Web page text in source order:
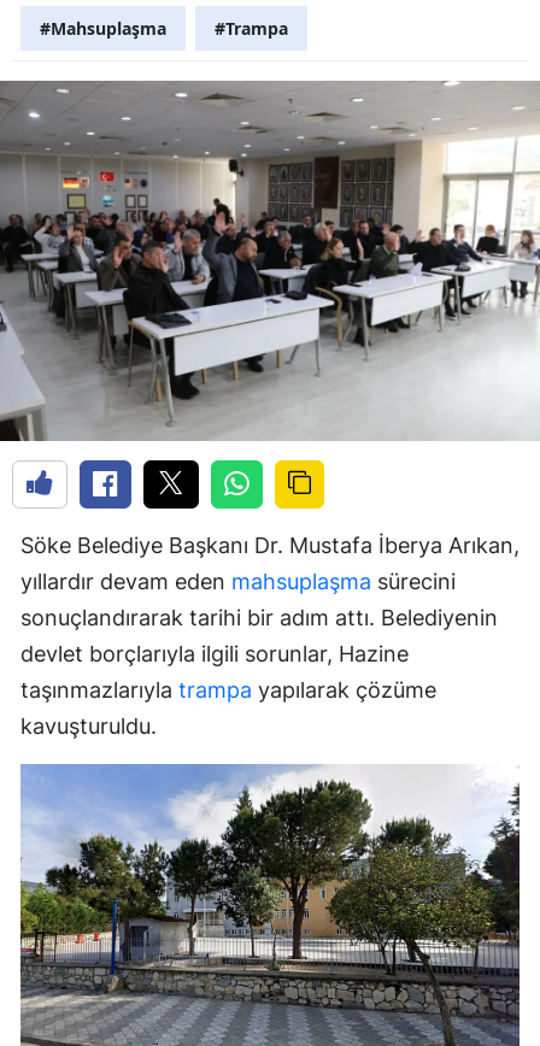
#Mahsuplaşma #Trampa
Söke Belediye Başkanı Dr. Mustafa İberya Arıkan,
yıllardır devam eden mahsuplaşma sürecini
sonuçlandırarak tarihi bir adım attı. Belediyenin
devlet borçlarıyla ilgili sorunlar, Hazine
taşınmazlarıyla trampa yapılarak çözüme
kavuşturuldu.